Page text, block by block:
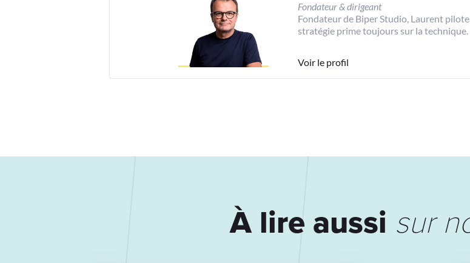
Fondateur & dirigeant
Fondateur de Biper Studio, Laurent
stratégie prime toujours sur la technique.
Voir le profil
À lire aussi sur